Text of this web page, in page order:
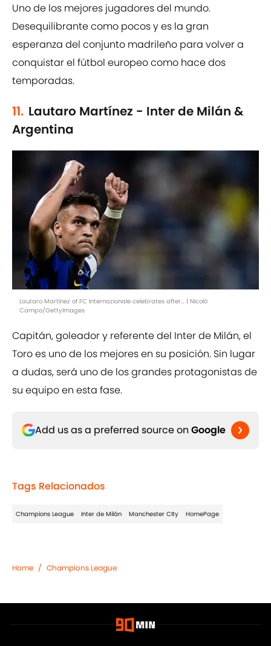
Uno de los mejores jugadores del mundo.
Desequilibrante como pocos y es la gran
esperanza del conjunto madrileño para volver a
conquistar el fútbol europeo como hace dos
temporadas.
11. Lautaro Martínez - Inter de Milán &
Argentina
Lautaro Martinez of FC Internazionale celebrates after... | Nicolò
Campo/GettyImages
Capitán, goleador y referente del Inter de Milán, el
Toro es uno de los mejores en su posición. Sin lugar
a dudas, será uno de los grandes protagonistas de
su equipo en esta fase.
Add us as a preferred source on Google
Tags Relacionados
Champions League Inter de Milán Manchester CIty HomePage
Home / Champions League